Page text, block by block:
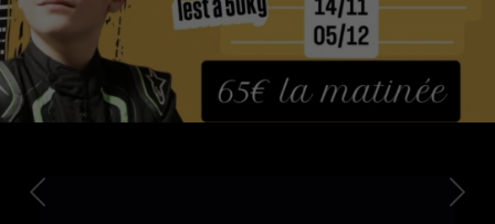
Previous Next